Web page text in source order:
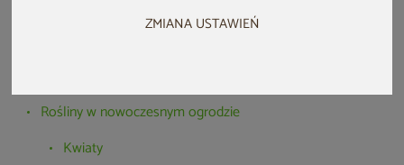
ZMIANA USTAWIEŃ
Nowoczesny ogród – trendy w projektowaniu krajobrazu
Rośliny w nowoczesnym ogrodzie
Kwiaty